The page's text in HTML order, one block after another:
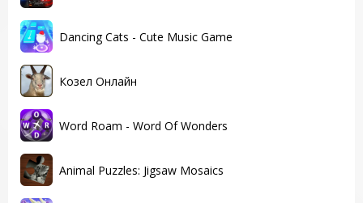
Dancing Cats - Cute Music Game
Козел Онлайн
Word Roam - Word Of Wonders
Animal Puzzles: Jigsaw Mosaics